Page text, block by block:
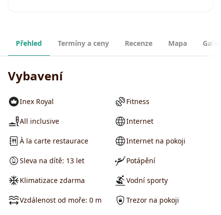
Přehled Termíny a ceny Recenze Mapa
Vybavení
Inex Royal
All inclusive
À la carte restaurace
Sleva na dítě: 13 let
Klimatizace zdarma
Vzdálenost od moře: 0 m
Fitness
Internet
Internet na pokoji
Potápění
Vodní sporty
Trezor na pokoji